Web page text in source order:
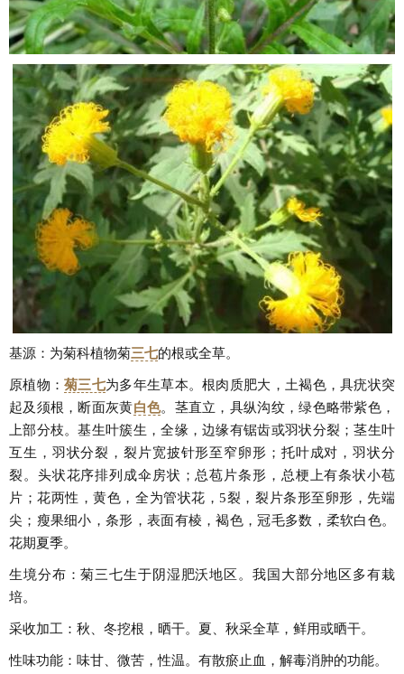
基源：为菊科植物菊三七的根或全草。
原植物：菊三七为多年生草本。根肉质肥大，土褐色，具疣状突
起及须根，断面灰黄白色。茎直立，具纵沟纹，绿色略带紫色，
上部分枝。基生叶簇生，全缘，边缘有锯齿或羽状分裂；茎生叶
互生，羽状分裂，裂片宽披针形至窄卵形；托叶成对，羽状分
裂。头状花序排列成伞房状；总苞片条形，总梗上有条状小苞
片；花两性，黄色，全为管状花，5裂，裂片条形至卵形，先端
尖；瘦果细小，条形，表面有棱，褐色，冠毛多数，柔软白色。
花期夏季。
生境分布：菊三七生于阴湿肥沃地区。我国大部分地区多有栽
培。
采收加工：秋、冬挖根，晒干。夏、秋采全草，鲜用或晒干。
性味功能：味甘、微苦，性温。有散瘀止血，解毒消肿的功能。